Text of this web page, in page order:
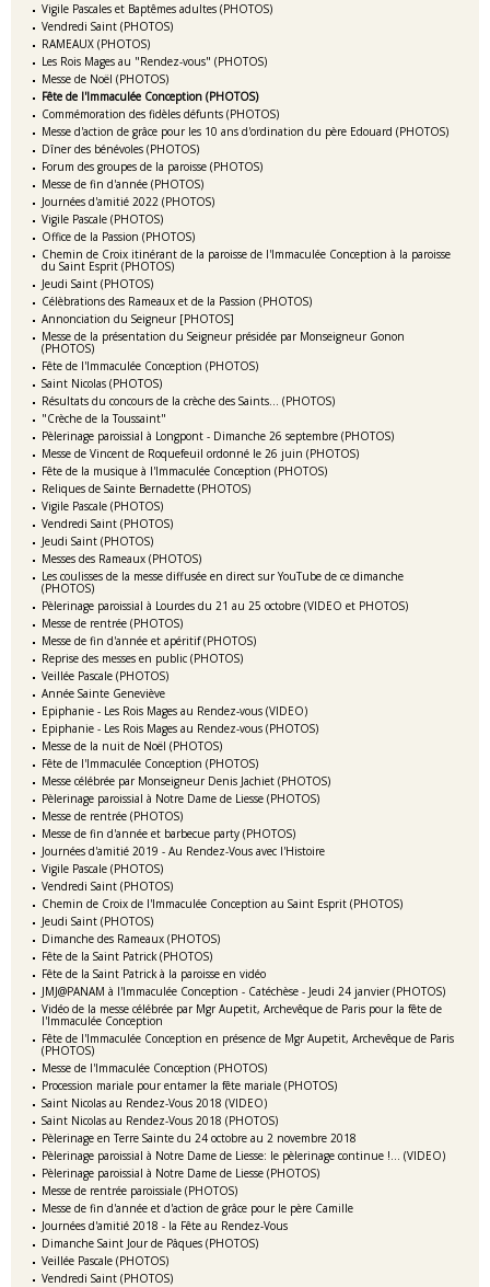
Vigile Pascales et Baptêmes adultes (PHOTOS)
Vendredi Saint (PHOTOS)
RAMEAUX (PHOTOS)
Les Rois Mages au "Rendez-vous" (PHOTOS)
Messe de Noël (PHOTOS)
Fête de l'Immaculée Conception (PHOTOS)
Commémoration des fidèles défunts (PHOTOS)
Messe d'action de grâce pour les 10 ans d'ordination du père Edouard (PHOTOS)
Dîner des bénévoles (PHOTOS)
Forum des groupes de la paroisse (PHOTOS)
Messe de fin d'année (PHOTOS)
Journées d'amitié 2022 (PHOTOS)
Vigile Pascale (PHOTOS)
Office de la Passion (PHOTOS)
Chemin de Croix itinérant de la paroisse de l'Immaculée Conception à la paroisse
du Saint Esprit (PHOTOS)
Jeudi Saint (PHOTOS)
Célèbrations des Rameaux et de la Passion (PHOTOS)
Annonciation du Seigneur [PHOTOS]
Messe de la présentation du Seigneur présidée par Monseigneur Gonon
(PHOTOS)
Fête de l'Immaculée Conception (PHOTOS)
Saint Nicolas (PHOTOS)
Résultats du concours de la crèche des Saints... (PHOTOS)
"Crèche de la Toussaint"
Pèlerinage paroissial à Longpont - Dimanche 26 septembre (PHOTOS)
Messe de Vincent de Roquefeuil ordonné le 26 juin (PHOTOS)
Fête de la musique à l'Immaculée Conception (PHOTOS)
Reliques de Sainte Bernadette (PHOTOS)
Vigile Pascale (PHOTOS)
Vendredi Saint (PHOTOS)
Jeudi Saint (PHOTOS)
Messes des Rameaux (PHOTOS)
Les coulisses de la messe diffusée en direct sur YouTube de ce dimanche
(PHOTOS)
Pèlerinage paroissial à Lourdes du 21 au 25 octobre (VIDEO et PHOTOS)
Messe de rentrée (PHOTOS)
Messe de fin d'année et apéritif (PHOTOS)
Reprise des messes en public (PHOTOS)
Veillée Pascale (PHOTOS)
Année Sainte Geneviève
Epiphanie - Les Rois Mages au Rendez-vous (VIDEO)
Epiphanie - Les Rois Mages au Rendez-vous (PHOTOS)
Messe de la nuit de Noël (PHOTOS)
Fête de l'Immaculée Conception (PHOTOS)
Messe célébrée par Monseigneur Denis Jachiet (PHOTOS)
Pèlerinage paroissial à Notre Dame de Liesse (PHOTOS)
Messe de rentrée (PHOTOS)
Messe de fin d'année et barbecue party (PHOTOS)
Journées d'amitié 2019 - Au Rendez-Vous avec l'Histoire
Vigile Pascale (PHOTOS)
Vendredi Saint (PHOTOS)
Chemin de Croix de l'Immaculée Conception au Saint Esprit (PHOTOS)
Jeudi Saint (PHOTOS)
Dimanche des Rameaux (PHOTOS)
Fête de la Saint Patrick (PHOTOS)
Fête de la Saint Patrick à la paroisse en vidéo
JMJ@PANAM à l'Immaculée Conception - Catéchèse - Jeudi 24 janvier (PHOTOS)
Vidéo de la messe célébrée par Mgr Aupetit, Archevêque de Paris pour la fête de
l'Immaculée Conception
Fête de l'Immaculée Conception en présence de Mgr Aupetit, Archevêque de Paris
(PHOTOS)
Messe de l'Immaculée Conception (PHOTOS)
Procession mariale pour entamer la fête mariale (PHOTOS)
Saint Nicolas au Rendez-Vous 2018 (VIDEO)
Saint Nicolas au Rendez-Vous 2018 (PHOTOS)
Pèlerinage en Terre Sainte du 24 octobre au 2 novembre 2018
Pèlerinage paroissial à Notre Dame de Liesse: le pèlerinage continue !... (VIDEO)
Pèlerinage paroissial à Notre Dame de Liesse (PHOTOS)
Messe de rentrée paroissiale (PHOTOS)
Messe de fin d'année et d'action de grâce pour le père Camille
Journées d'amitié 2018 - la Fête au Rendez-Vous
Dimanche Saint Jour de Pâques (PHOTOS)
Veillée Pascale (PHOTOS)
Vendredi Saint (PHOTOS)